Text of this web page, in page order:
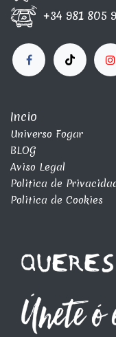
+34 981 805
Incio
Universo Fogar
BLOG
Aviso Legal
Politica de
Politica de Cookies